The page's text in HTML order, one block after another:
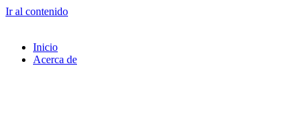
Ir al contenido
Inicio
Acerca de